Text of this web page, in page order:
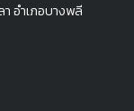
อำเภอบางพลี